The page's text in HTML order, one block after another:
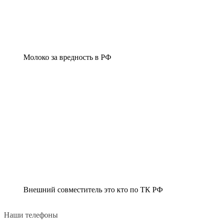
Молоко за вредность в РФ
Внешний совместитель это кто по ТК РФ
Наши телефоны